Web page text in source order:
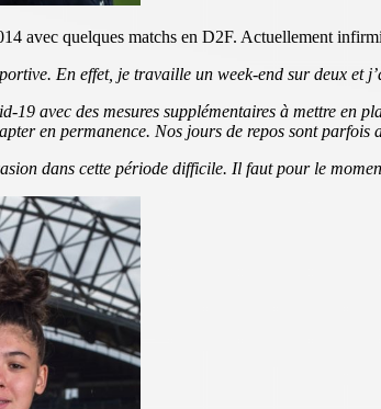
avec quelques matchs en D2F. Actuellement
En effet, je travaille un week-end sur deux et
avec des mesures supplémentaires à mettre en
en permanence. Nos jours de repos sont
dans cette période difficile. Il faut pour le